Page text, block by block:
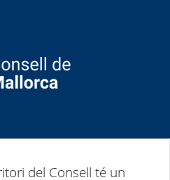
del Consell té un